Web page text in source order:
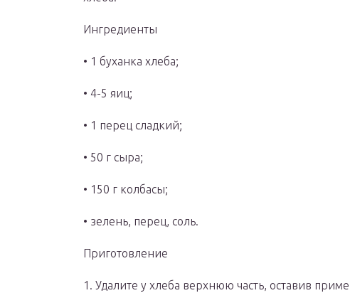
Ингредиенты
• 1 буханка хлеба;
• 4-5 яиц;
• 1 перец сладкий;
• 50 г сыра;
• 150 г колбасы;
• зелень, перец, соль.
Приготовление
1. Удалите у хлеба верхнюю часть, оставив